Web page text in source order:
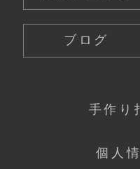
ブログ
手作り
個人